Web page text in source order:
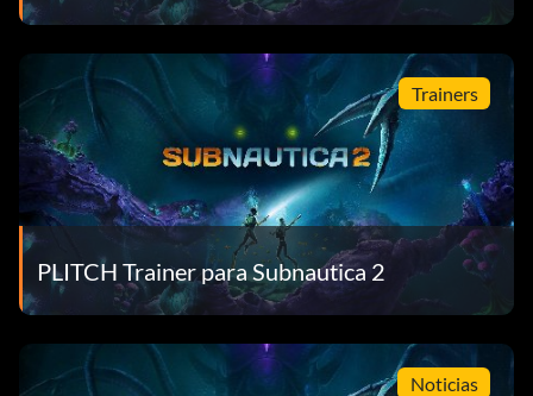
Trainers
PLITCH Trainer para Subnautica 2
Noticias